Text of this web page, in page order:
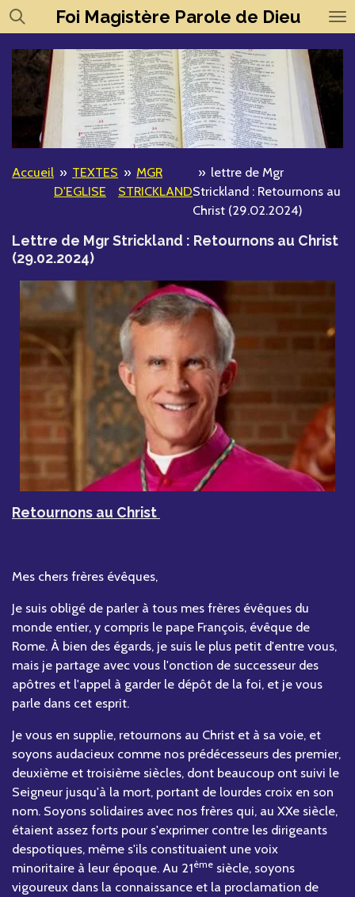
Passer
au
contenu
principal
Foi Magistère Parole de Dieu
Accueil » TEXTES
D'EGLISE
» MGR
STRICKLAND
» lettre de Mgr
Strickland : Retournons au
Christ (29.02.2024)
Lettre de Mgr Strickland : Retournons au Christ
(29.02.2024)
Retournons au Christ
Mes chers frères évêques,
Je suis obligé de parler à tous mes frères évêques du
monde entier, y compris le pape François, évêque de
Rome. À bien des égards, je suis le plus petit d'entre vous,
mais je partage avec vous l'onction de successeur des
apôtres et l'appel à garder le dépôt de la foi, et je vous
parle dans cet esprit.
Je vous en supplie, retournons au Christ et à sa voie, et
soyons audacieux comme nos prédécesseurs des premier,
deuxième et troisième siècles, dont beaucoup ont suivi le
Seigneur jusqu'à la mort, portant de lourdes croix en son
nom. Soyons solidaires avec nos frères qui, au XXe siècle,
étaient assez forts pour s'exprimer contre les dirigeants
despotiques, même s'ils constituaient une voix
minoritaire à leur époque. Au 21ème siècle, soyons
vigoureux dans la connaissance et la proclamation de